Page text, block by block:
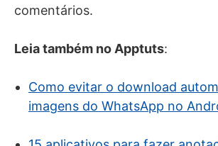
comentários.
Leia também no Apptuts:
Como evitar o download
imagens do WhatsApp no